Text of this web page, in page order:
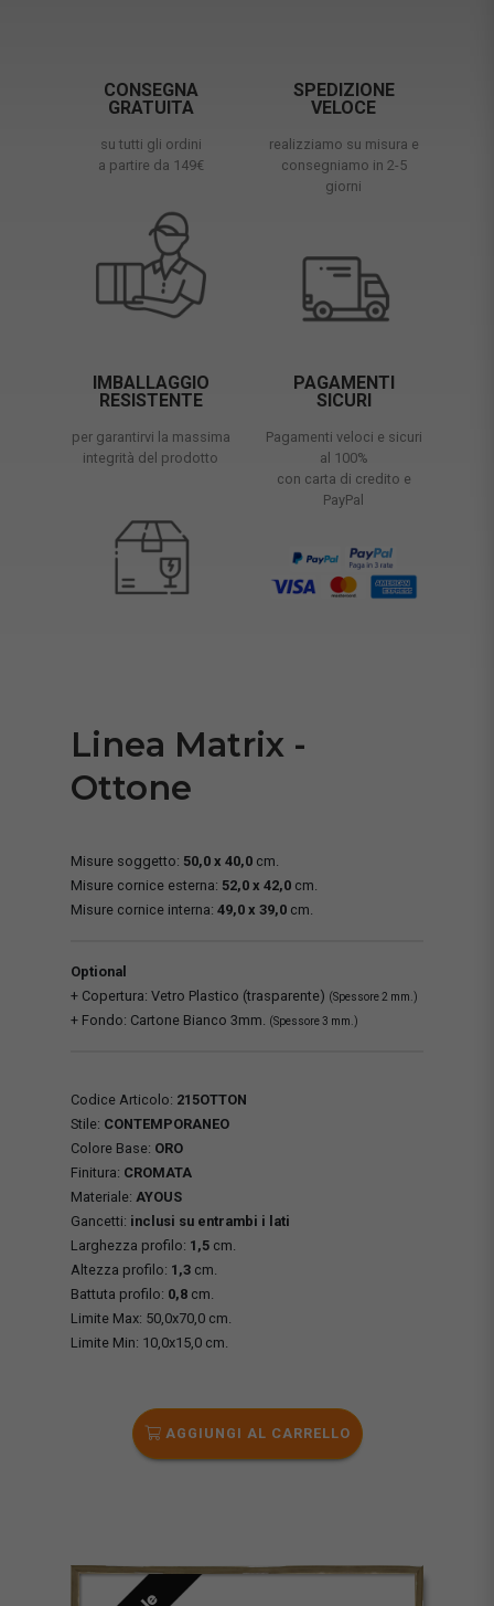
CONSEGNA
GRATUITA
su tutti gli ordini
a partire da 149€
SPEDIZIONE
VELOCE
realizziamo su misura e
consegniamo in 2-5
giorni
IMBALLAGGIO
RESISTENTE
per garantirvi la massima
integrità del prodotto
PAGAMENTI
SICURI
Pagamenti veloci e sicuri
al 100%
con carta di credito e
PayPal
Linea Matrix -
Ottone
Misure soggetto: 50,0 x 40,0 cm.
Misure cornice esterna: 52,0 x 42,0 cm.
Misure cornice interna: 49,0 x 39,0 cm.
Optional
+ Copertura: Vetro Plastico (trasparente) (Spessore 2 mm.)
+ Fondo: Cartone Bianco 3mm. (Spessore 3 mm.)
Codice Articolo: 215OTTON
Stile: CONTEMPORANEO
Colore Base: ORO
Finitura: CROMATA
Materiale: AYOUS
Gancetti: inclusi su entrambi i lati
Larghezza profilo: 1,5 cm.
Altezza profilo: 1,3 cm.
Battuta profilo: 0,8 cm.
Limite Max: 50,0x70,0 cm.
Limite Min: 10,0x15,0 cm.
AGGIUNGI AL CARRELLO